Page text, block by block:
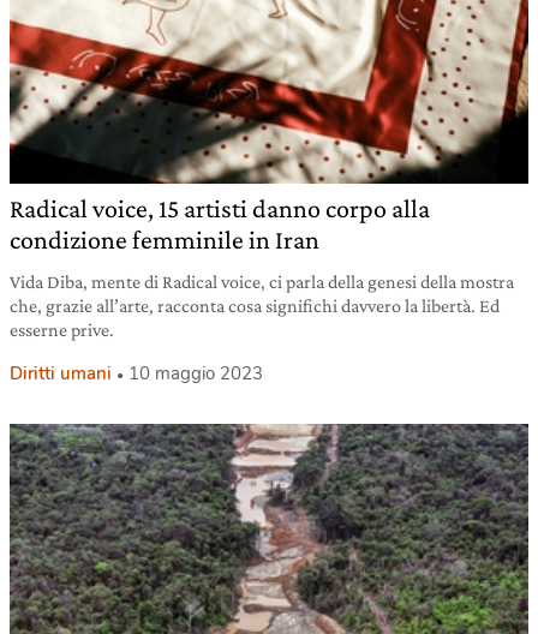
Radical voice, 15 artisti danno corpo alla
condizione femminile in Iran
Vida Diba, mente di Radical voice, ci parla della genesi della mostra
che, grazie all’arte, racconta cosa significhi davvero la libertà. Ed
esserne prive.
Diritti umani 10 maggio 2023